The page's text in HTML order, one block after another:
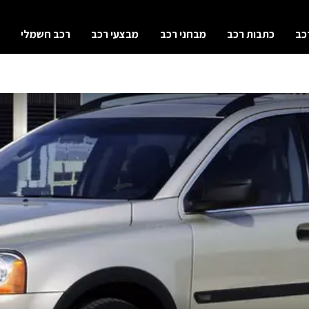
כתבות רכב מבחני רכב מבצעי רכב רכב חשמלי